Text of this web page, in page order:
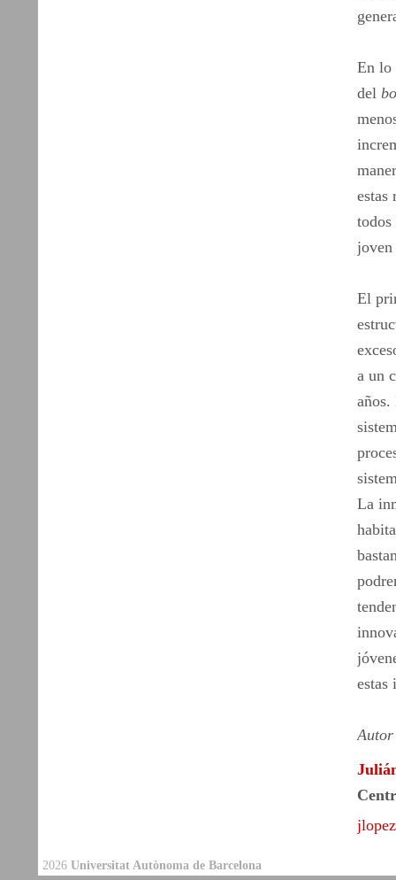
En lo
del
estas
todos
joven
El
a un
La
estas
Autor
2026 Universitat Autònoma de Barcelona